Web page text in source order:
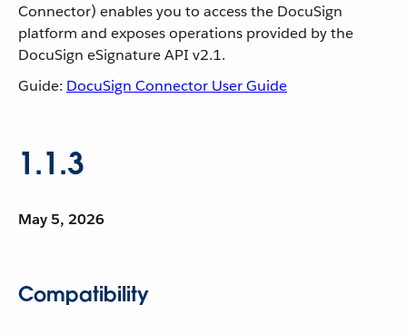
Connector) enables you to access the DocuSign
platform and exposes operations provided by the
DocuSign eSignature API v2.1.
Guide: DocuSign Connector User Guide
1.1.3
May 5, 2026
Compatibility